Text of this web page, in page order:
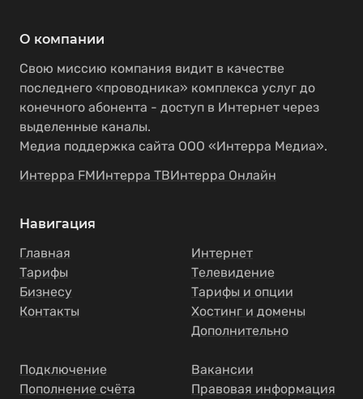
О компании
Свою миссию компания видит в качестве
последнего «проводника» комплекса услуг до
конечного абонента - доступ в Интернет через
выделенные каналы.
Медиа поддержка сайта ООО «Интерра Медиа».
Интерра FMИнтерра ТВИнтерра Онлайн
Навигация
Главная
Тарифы
Бизнесу
Контакты
Интернет
Телевидение
Тарифы и опции
Хостинг и домены
Дополнительно
Подключение
Пополнение счёта
Вакансии
Правовая информация